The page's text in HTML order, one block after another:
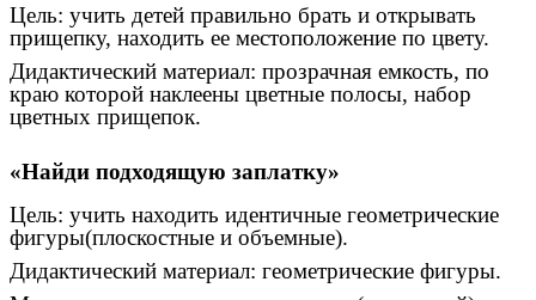
Цель: учить детей правильно брать и открывать
прищепку, находить ее местоположение по цвету.
Дидактический материал: прозрачная емкость, по
краю которой наклеены цветные полосы, набор
цветных прищепок.
«Найди подходящую заплатку»
Цель: учить находить идентичные геометрические
фигуры(плоскостные и объемные).
Дидактический материал: геометрические фигуры.